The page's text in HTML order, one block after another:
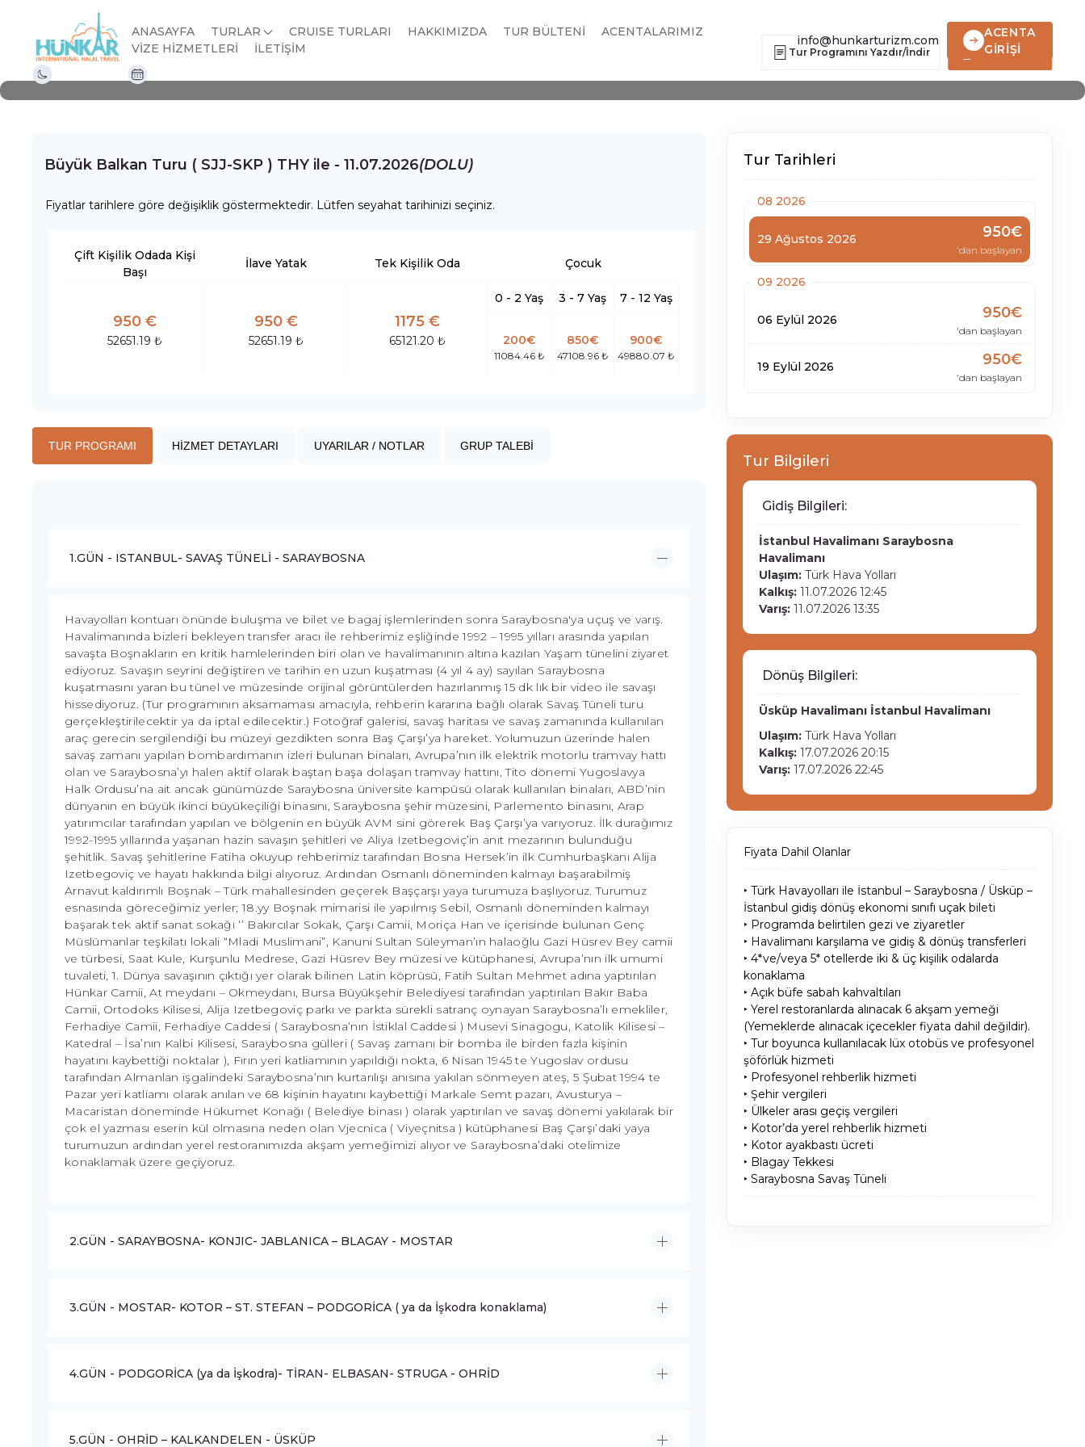
ANASAYFA TURLAR CRUISE TURLARI HAKKIMIZDA TUR BÜLTENİ
ACENTALARIMIZ
VİZE HİZMETLERİ
İLETİŞİM
info@hunkarturizm.com
ACENTA
GİRİŞİ
Büyük Balkan Turu ( SJJ-SKP ) THY ile,
Büyük Balkan Turu ( SJJ-SKP ) THY ile
Tur Programını Yazdır/İndir Hemen Ara
Büyük Balkan Turu ( SJJ-SKP ) THY ile - 11.07.2026(DOLU)
Fiyatlar tarihlere göre değişiklik göstermektedir. Lütfen seyahat tarihinizi seçiniz.
Çift Kişilik Odada Kişi
Başı
950 €
52651.19 ₺
İlave Yatak
950 €
52651.19 ₺
Tek Kişilik Oda
1175 €
65121.20 ₺
Çocuk
0 - 2 Yaş
200€
11084.46 ₺
3 - 7 Yaş
850€
47108.96 ₺
7 - 12 Yaş
900€
49880.07 ₺
TUR PROGRAMI HİZMET DETAYLARI UYARILAR / NOTLAR GRUP TALEBİ
1.GÜN - ISTANBUL- SAVAŞ TÜNELİ - SARAYBOSNA
Havayolları kontuarı önünde buluşma ve bilet ve bagaj işlemlerinden sonra Saraybosna'ya uçuş ve varış.
Havalimanında bizleri bekleyen transfer aracı ile rehberimiz eşliğinde 1992 – 1995 yılları arasında yapılan
savaşta Boşnakların en kritik hamlelerinden biri olan ve havalimanının altına kazılan Yaşam tünelini ziyaret
ediyoruz. Savaşın seyrini değiştiren ve tarihin en uzun kuşatması (4 yıl 4 ay) sayılan Saraybosna
kuşatmasını yaran bu tünel ve müzesinde orijinal görüntülerden hazırlanmış 15 dk lık bir video ile savaşı
hissediyoruz. (Tur programının aksamaması amacıyla, rehberin kararına bağlı olarak Savaş Tüneli turu
gerçekleştirilecektir ya da iptal edilecektir.) Fotoğraf galerisi, savaş haritası ve savaş zamanında kullanılan
araç gerecin sergilendiği bu müzeyi gezdikten sonra Baş Çarşı’ya hareket. Yolumuzun üzerinde halen
savaş zamanı yapılan bombardımanın izleri bulunan binaları, Avrupa’nın ilk elektrik motorlu tramvay hattı
olan ve Saraybosna’yı halen aktif olarak baştan başa dolaşan tramvay hattını, Tito dönemi Yugoslavya
Halk Ordusu’na ait ancak günümüzde Saraybosna üniversite kampüsü olarak kullanılan binaları, ABD’nin
dünyanın en büyük ikinci büyükeçiliği binasını, Saraybosna şehir müzesini, Parlemento binasını, Arap
yatırımcılar tarafından yapılan ve bölgenin en büyük AVM sini görerek Baş Çarşı’ya varıyoruz. İlk durağımız
1992-1995 yıllarında yaşanan hazin savaşın şehitleri ve Aliya Izetbegoviç’in anıt mezarının bulunduğu
şehitlik. Savaş şehitlerine Fatiha okuyup rehberimiz tarafından Bosna Hersek’in ilk Cumhurbaşkanı Alija
Izetbegoviç ve hayatı hakkında bilgi alıyoruz. Ardından Osmanlı döneminden kalmayı başarabilmiş
Arnavut kaldırımlı Boşnak – Türk mahallesinden geçerek Başçarşı yaya turumuza başlıyoruz. Turumuz
esnasında göreceğimiz yerler; 18.yy Boşnak mimarisi ile yapılmış Sebil, Osmanlı döneminden kalmayı
başarak tek aktif sanat sokağı ‘’ Bakırcılar Sokak, Çarşı Camii, Moriça Han ve içerisinde bulunan Genç
Müslümanlar teşkilatı lokali “Mladi Muslimani”, Kanuni Sultan Süleyman’ın halaoğlu Gazi Hüsrev Bey camii
ve türbesi, Saat Kule, Kurşunlu Medrese, Gazi Hüsrev Bey müzesi ve kütüphanesi, Avrupa’nın ilk umumi
tuvaleti, 1. Dünya savaşının çıktığı yer olarak bilinen Latin köprüsü, Fatih Sultan Mehmet adına yaptırılan
Hünkar Camii, At meydanı – Okmeydanı, Bursa Büyükşehir Belediyesi tarafından yaptırılan Bakır Baba
Camii, Ortodoks Kilisesi, Alija Izetbegoviç parkı ve parkta sürekli satranç oynayan Saraybosna’lı emekliler,
Ferhadiye Camii, Ferhadiye Caddesi ( Saraybosna’nın İstiklal Caddesi ) Musevi Sinagogu, Katolik Kilisesi –
Katedral – İsa’nın Kalbi Kilisesi, Saraybosna gülleri ( Savaş zamanı bir bomba ile birden fazla kişinin
hayatını kaybettiği noktalar ), Fırın yeri katliamının yapıldığı nokta, 6 Nisan 1945 te Yugoslav ordusu
tarafından Almanlan işgalindeki Saraybosna’nın kurtarılışı anısına yakılan sönmeyen ateş, 5 Şubat 1994 te
Pazar yeri katliamı olarak anılan ve 68 kişinin hayatını kaybettiği Markale Semt pazarı, Avusturya –
Macaristan döneminde Hükumet Konağı ( Belediye binası ) olarak yaptırılan ve savaş dönemi yakılarak bir
çok el yazması eserin kül olmasına neden olan Vjecnica ( Viyeçnitsa ) kütüphanesi Baş Çarşı’daki yaya
turumuzun ardından yerel restoranımızda akşam yemeğimizi alıyor ve Saraybosna’daki otelimize
konaklamak üzere geçiyoruz.
2.GÜN - SARAYBOSNA- KONJIC- JABLANICA – BLAGAY - MOSTAR
3.GÜN - MOSTAR- KOTOR – ST. STEFAN – PODGORİCA ( ya da İşkodra konaklama)
4.GÜN - PODGORİCA (ya da İşkodra)- TİRAN- ELBASAN- STRUGA - OHRİD
5.GÜN - OHRİD – KALKANDELEN - ÜSKÜP
Tur Tarihleri
08 2026
29 Ağustos 2026 950€
'dan başlayan
09 2026
06 Eylül 2026 950€
'dan başlayan
19 Eylül 2026 950€
'dan başlayan
Tur Bilgileri
Gidiş Bilgileri:
İstanbul Havalimanı Saraybosna
Havalimanı
Ulaşım:Türk Hava Yolları
Kalkış:11.07.2026 12:45
Varış:11.07.2026 13:35
Dönüş Bilgileri:
Üsküp Havalimanı İstanbul Havalimanı
Ulaşım:Türk Hava Yolları
Kalkış:17.07.2026 20:15
Varış:17.07.2026 22:45
Fiyata Dahil Olanlar
‣ Türk Havayolları ile İstanbul – Saraybosna / Üsküp –
İstanbul gidiş dönüş ekonomi sınıfı uçak bileti
‣ Programda belirtilen gezi ve ziyaretler
‣ Havalimanı karşılama ve gidiş & dönüş transferleri
‣ 4*ve/veya 5* otellerde iki & üç kişilik odalarda
konaklama
‣ Açık büfe sabah kahvaltıları
‣ Yerel restoranlarda alınacak 6 akşam yemeği
(Yemeklerde alınacak içecekler fiyata dahil değildir).
‣ Tur boyunca kullanılacak lüx otobüs ve profesyonel
şöförlük hizmeti
‣ Profesyonel rehberlik hizmeti
‣ Şehir vergileri
‣ Ülkeler arası geçiş vergileri
‣ Kotor’da yerel rehberlik hizmeti
‣ Kotor ayakbastı ücreti
‣ Blagay Tekkesi
‣ Saraybosna Savaş Tüneli